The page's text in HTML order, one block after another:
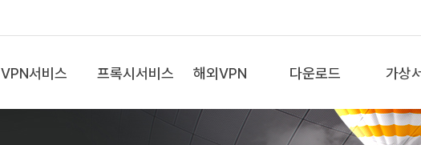
VPN서비스 프록시서비스 해외VPN 다운로드 가상